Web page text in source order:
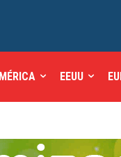
EEUU